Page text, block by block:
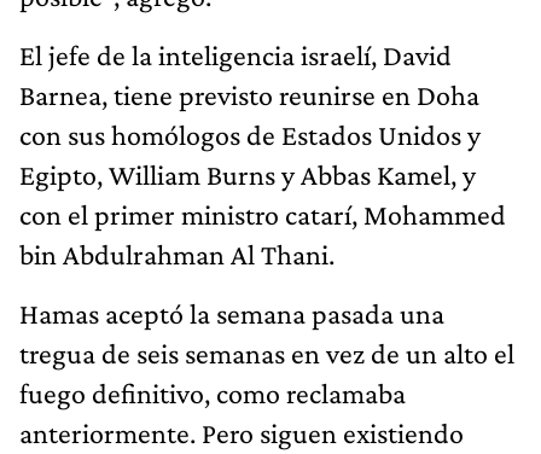
El jefe de la inteligencia israelí, David
Barnea, tiene previsto reunirse en Doha
con sus homólogos de Estados Unidos y
Egipto, William Burns y Abbas Kamel, y
con el primer ministro catarí, Mohammed
bin Abdulrahman Al Thani.
Hamas aceptó la semana pasada una
tregua de seis semanas en vez de un alto el
fuego definitivo, como reclamaba
anteriormente. Pero siguen existiendo